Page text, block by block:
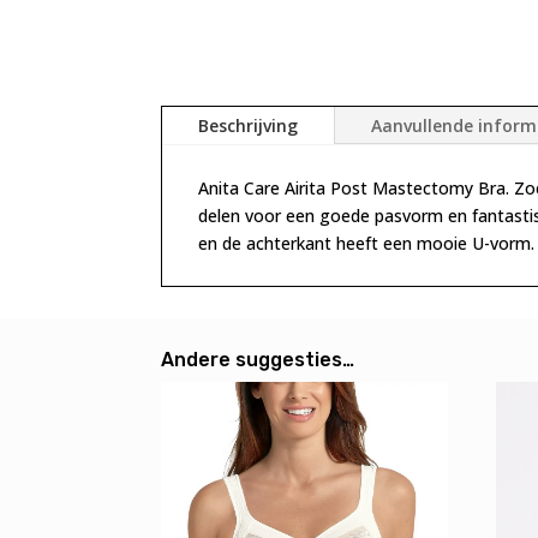
Beschrijving Aanvullende
Anita Care Airita Post Mastectomy Bra.
delen voor een goede pasvorm en
en de achterkant heeft een mooie U-
Andere suggesties…